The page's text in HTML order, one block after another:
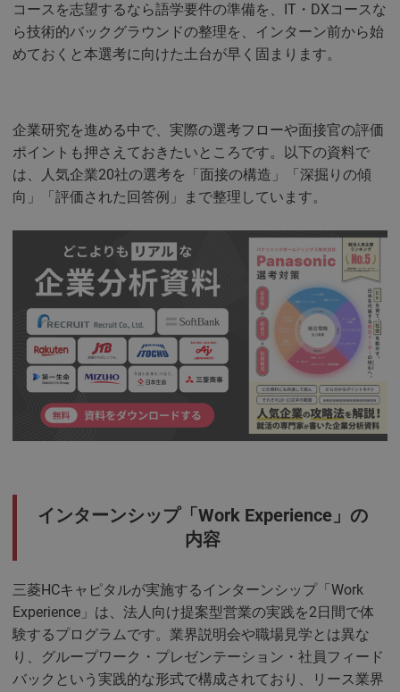
コースを志望するなら語学要件の準備を、IT・DXコースな
ら技術的バックグラウンドの整理を、インターン前から始
めておくと本選考に向けた土台が早く固まります。
企業研究を進める中で、実際の選考フローや面接官の評価
ポイントも押さえておきたいところです。以下の資料で
は、人気企業20社の選考を「面接の構造」「深掘りの傾
向」「評価された回答例」まで整理しています。
インターンシップ「Work Experience」の
内容
三菱HCキャピタルが実施するインターンシップ「Work
Experience」は、法人向け提案型営業の実践を2日間で体
験するプログラムです。業界説明会や職場見学とは異な
り、グループワーク・プレゼンテーション・社員フィード
バックという実践的な形式で構成されており、リース業界